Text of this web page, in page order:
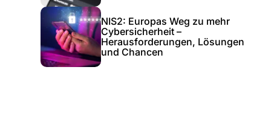
NIS2: Europas Weg zu mehr
Cybersicherheit –
Herausforderungen, Lösungen
und Chancen